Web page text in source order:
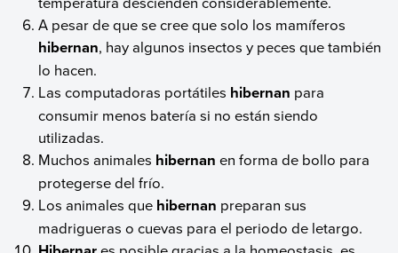
A pesar de que se cree que solo los mamíferos
hibernan, hay algunos insectos y peces que también
lo hacen.
Las computadoras portátiles hibernan para
consumir menos batería si no están siendo
utilizadas.
Muchos animales hibernan en forma de bollo para
protegerse del frío.
Los animales que hibernan preparan sus
madrigueras o cuevas para el periodo de letargo.